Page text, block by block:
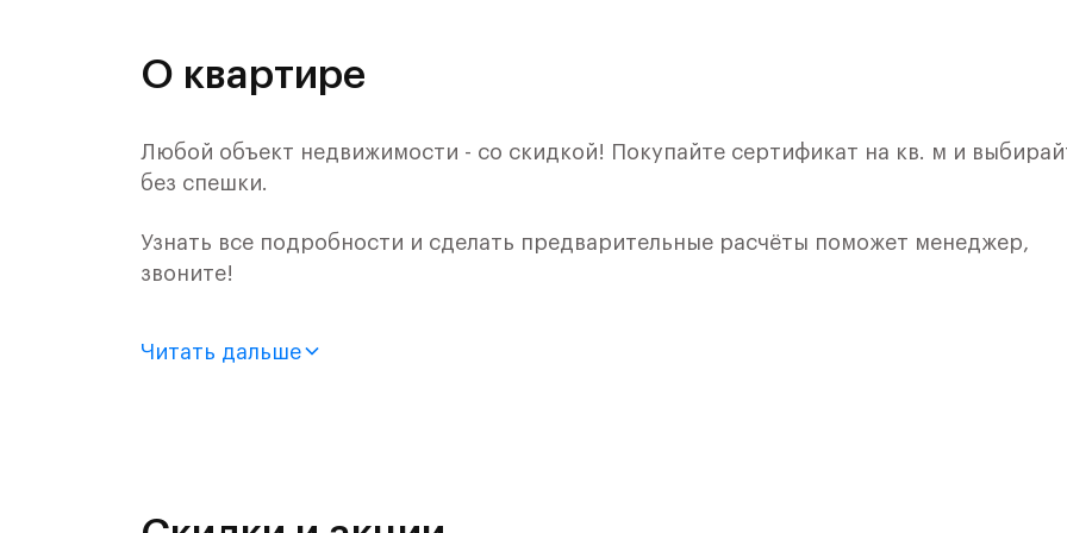
О квартире
Любой объект недвижимости - со скидкой! Покупайте сертификат на кв. м и
без спешки.
Узнать все подробности и сделать предварительные расчёты поможет менеджер,
звоните!
монолитного дома (Корпус 55, Секция 6) в ЖК «Рублевский Квартал» от группы
и Подушкинским лесами.
Читать дальше